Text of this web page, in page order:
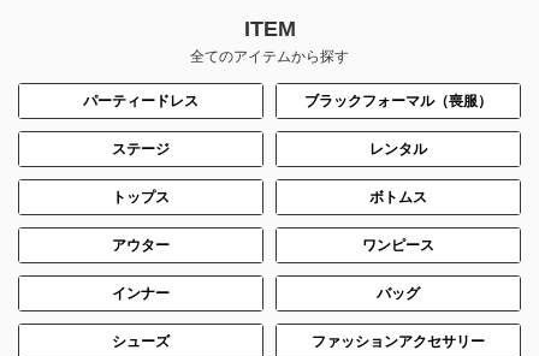
ITEM
全てのアイテムから探す
パーティードレス ブラックフォーマル（喪服）
ステージ レンタル
トップス ボトムス
アウター ワンピース
インナー バッグ
シューズ ファッションアクセサリー